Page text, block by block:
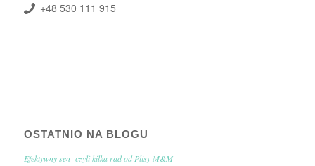
+48 530 111 915
OSTATNIO NA BLOGU
Efektywny sen- czyli kilka rad od Plisy M&M